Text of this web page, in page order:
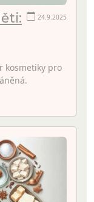
24.9.2025
kosmetiky pro